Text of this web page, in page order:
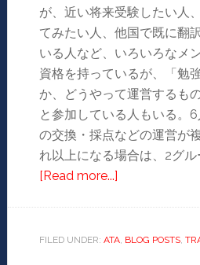
が、近い将来受験したい人
てみたい人、他国で既に翻
いる人など、いろいろなメ
資格を持っているが、「勉
か、どうやって運営するも
と参加している人もいる。
の交換・採点などの運営が
れ以上になる場合は、2グ
[Read more...]
FILED UNDER: ATA, BLOG POSTS,